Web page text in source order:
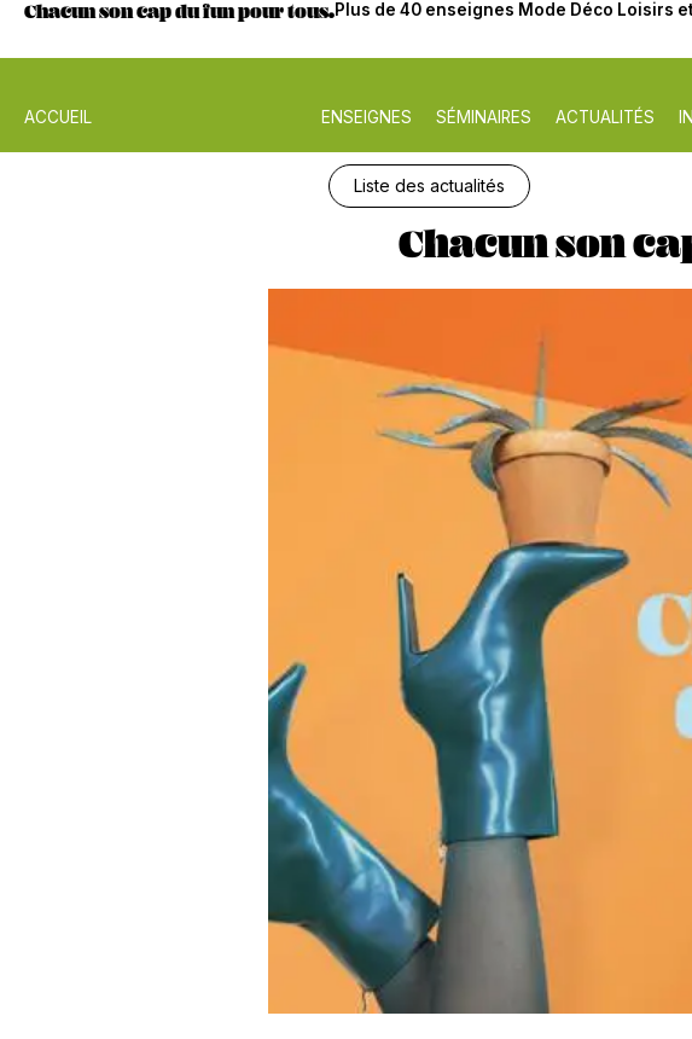
Chacun son cap du fun pour tous.Plus de 40 enseignes Mode Déco Loisirs
ACCUEIL ENSEIGNES SÉMINAIRES ACTUALITÉS
Liste des actualités
Chacun son